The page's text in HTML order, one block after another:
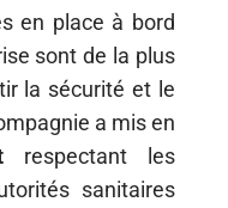
en place à bord
sont de la plus
la sécurité et le
a mis en
respectant les
sanitaires